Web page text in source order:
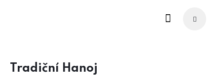
Tradiční Hanoj